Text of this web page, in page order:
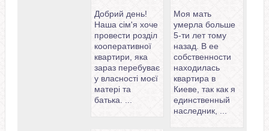
Моя мать
умерла больше
5-ти лет тому
назад. В ее
собственности
находилась
квартира в
Киеве, так как я
единственный
наследник, ...
Добрий день!
Наша сім'я хоче
провести розділ
кооперативної
квартири, яка
зараз перебуває
у власності моєї
матері та
батька. ...